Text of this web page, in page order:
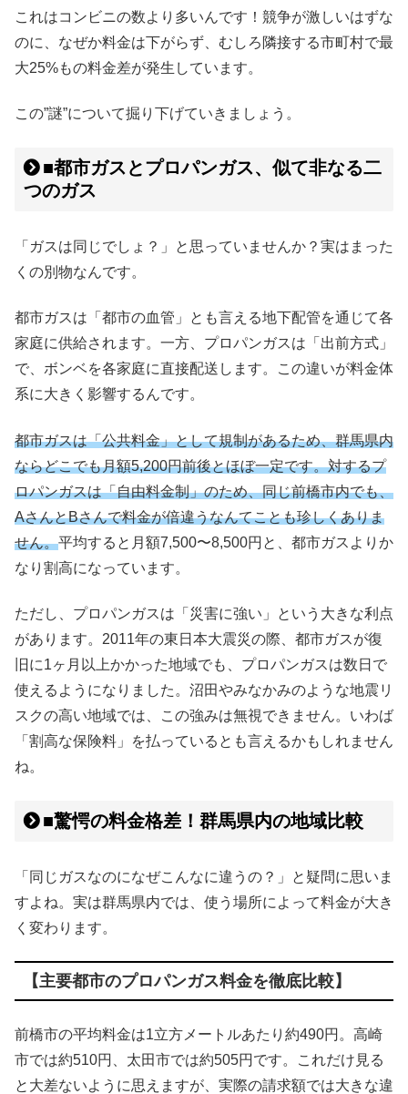
これはコンビニの数より多いんです！競争が激しいはずな
のに、なぜか料金は下がらず、むしろ隣接する市町村で最
大25%もの料金差が発生しています。
この”謎”について掘り下げていきましょう。
■都市ガスとプロパンガス、似て非なる二
つのガス
「ガスは同じでしょ？」と思っていませんか？実はまった
くの別物なんです。
都市ガスは「都市の血管」とも言える地下配管を通じて各
家庭に供給されます。一方、プロパンガスは「出前方式」
で、ボンベを各家庭に直接配送します。この違いが料金体
系に大きく影響するんです。
都市ガスは「公共料金」として規制があるため、群馬県内
ならどこでも月額5,200円前後とほぼ一定です。対するプ
ロパンガスは「自由料金制」のため、同じ前橋市内でも、
AさんとBさんで料金が倍違うなんてことも珍しくありま
せん。平均すると月額7,500〜8,500円と、都市ガスよりか
なり割高になっています。
ただし、プロパンガスは「災害に強い」という大きな利点
があります。2011年の東日本大震災の際、都市ガスが復
旧に1ヶ月以上かかった地域でも、プロパンガスは数日で
使えるようになりました。沼田やみなかみのような地震リ
スクの高い地域では、この強みは無視できません。いわば
「割高な保険料」を払っているとも言えるかもしれません
ね。
■驚愕の料金格差！群馬県内の地域比較
「同じガスなのになぜこんなに違うの？」と疑問に思いま
すよね。実は群馬県内では、使う場所によって料金が大き
く変わります。
【主要都市のプロパンガス料金を徹底比較】
前橋市の平均料金は1立方メートルあたり約490円。高崎
市では約510円、太田市では約505円です。これだけ見る
と大差ないように思えますが、実際の請求額では大きな違